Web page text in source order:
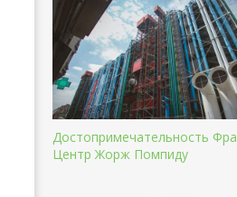
Достопримечательность
Центр Жорж Помпиду